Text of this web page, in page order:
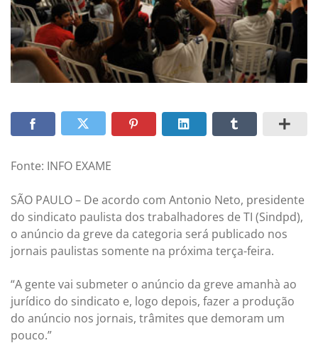
Fonte: INFO EXAME
SÃO PAULO – De acordo com Antonio Neto, presidente
do sindicato paulista dos trabalhadores de TI (Sindpd),
o anúncio da greve da categoria será publicado nos
jornais paulistas somente na próxima terça-feira.
“A gente vai submeter o anúncio da greve amanhà ao
jurídico do sindicato e, logo depois, fazer a produção
do anúncio nos jornais, trâmites que demoram um
pouco.”